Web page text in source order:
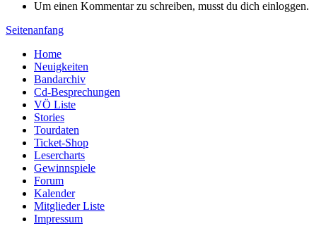
Um einen Kommentar zu schreiben, musst du dich einloggen.
Seitenanfang
Home
Neuigkeiten
Bandarchiv
Cd-Besprechungen
VÖ Liste
Stories
Tourdaten
Ticket-Shop
Lesercharts
Gewinnspiele
Forum
Kalender
Mitglieder Liste
Impressum